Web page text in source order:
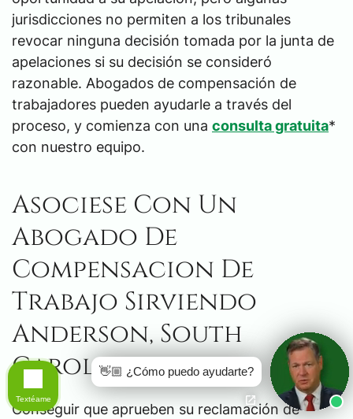
jurisdicciones no permiten a los tribunales
revocar ninguna decisión tomada por la junta de
apelaciones si su decisión se consideró
razonable. Abogados de compensación de
trabajadores pueden ayudarle a través del
proceso, y comienza con una consulta gratuita*
con nuestro equipo.
Asociese Con Un
Abogado De
Compensacion De
Trabajo Sirviendo
Anderson, South
Carolina
Conseguir que aprueben su reclamación de
👋🏼 ¿Cómo puedo ayudarte?
Textéame